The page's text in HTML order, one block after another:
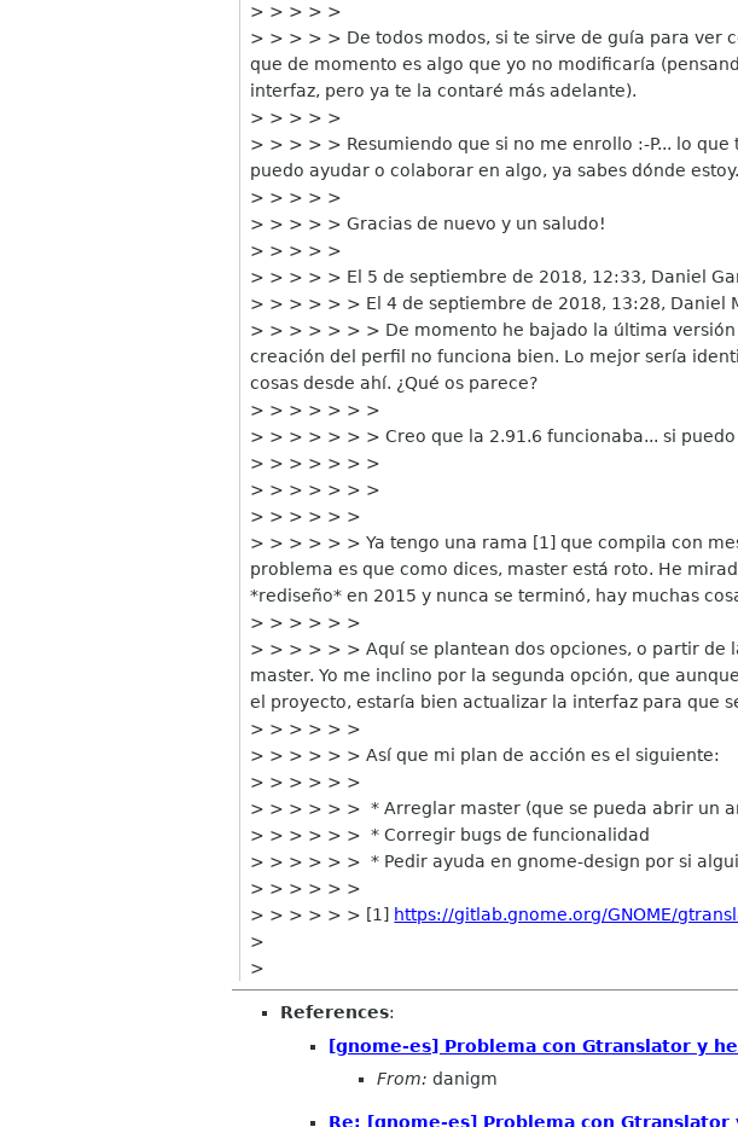
> > > > >
> > > > > De todos modos, si te sirve de guía para ver
que de momento es algo que yo no modificaría
interfaz, pero ya te la contaré más adelante).
> > > > >
> > > > > Resumiendo que si no me enrollo :-P... lo
puedo ayudar o colaborar en algo, ya sabes dónde estoy.
> > > > >
> > > > > Gracias de nuevo y un saludo!
> > > > >
> > > > > El 5 de septiembre de 2018, 12:33, Daniel
> > > > > > El 4 de septiembre de 2018, 13:28, Daniel
> > > > > > > De momento he bajado la última
creación del perfil no funciona bien. Lo mejor sería
cosas desde ahí. ¿Qué os parece?
> > > > > > >
> > > > > > > Creo que la 2.91.6 funcionaba... si
> > > > > > >
> > > > > > >
> > > > > >
> > > > > > Ya tengo una rama [1] que compila con
problema es que como dices, master está roto. He
*rediseño* en 2015 y nunca se terminó, hay muchas
> > > > > >
> > > > > > Aquí se plantean dos opciones, o partir de
master. Yo me inclino por la segunda opción, que
el proyecto, estaría bien actualizar la interfaz para que
> > > > > >
> > > > > > Así que mi plan de acción es el siguiente:
> > > > > >
> > > > > > * Arreglar master (que se pueda abrir un
> > > > > > * Corregir bugs de funcionalidad
> > > > > > * Pedir ayuda en gnome-design por si
> > > > > >
> > > > > > [1] https://gitlab.gnome.org/GNOME/
>
>
References:
[gnome-es] Problema con Gtranslator y
From: danigm
Re: [gnome-es] Problema con